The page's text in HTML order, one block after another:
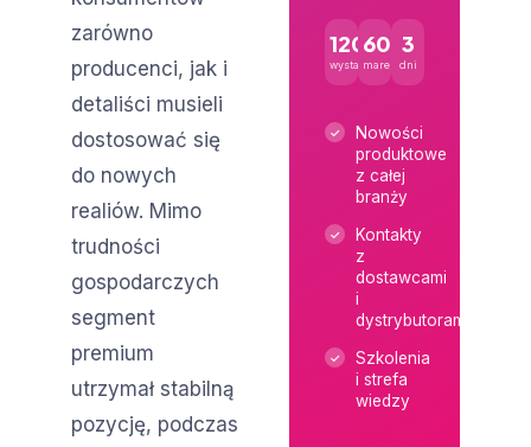
zarówno
producenci, jak i
detaliści musieli
dostosować się
do nowych
realiów. Mimo
trudności
gospodarczych
segment
premium
utrzymał stabilną
pozycję, podczas
120+
wystawców
600+
marek
3
dni
Nowości
produktowe
z całej
branży
Kontakty
z
dostawcami
i
dystrybutorami
Szkolenia
i strefa
wiedzy